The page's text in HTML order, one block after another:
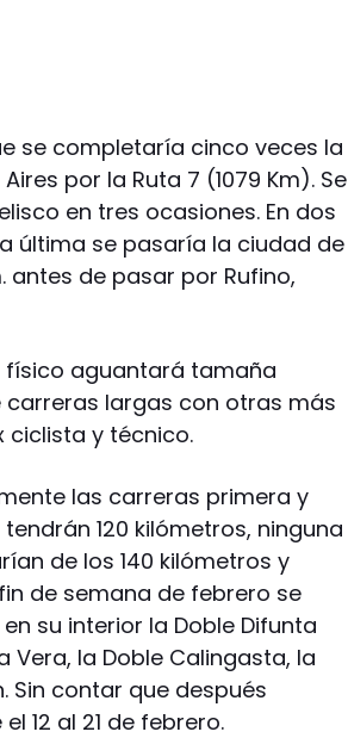
se completaría cinco veces la
por la Ruta 7 (1079 Km). Se
en tres ocasiones. En dos
última se pasaría la ciudad de
antes de pasar por Rufino,
físico aguantará tamaña
carreras largas con otras más
ciclista y técnico.
las carreras primera y
120 kilómetros, ninguna
de los 140 kilómetros y
de semana de febrero se
su interior la Doble Difunta
Vera, la Doble Calingasta, la
Sin contar que después
12 al 21 de febrero.